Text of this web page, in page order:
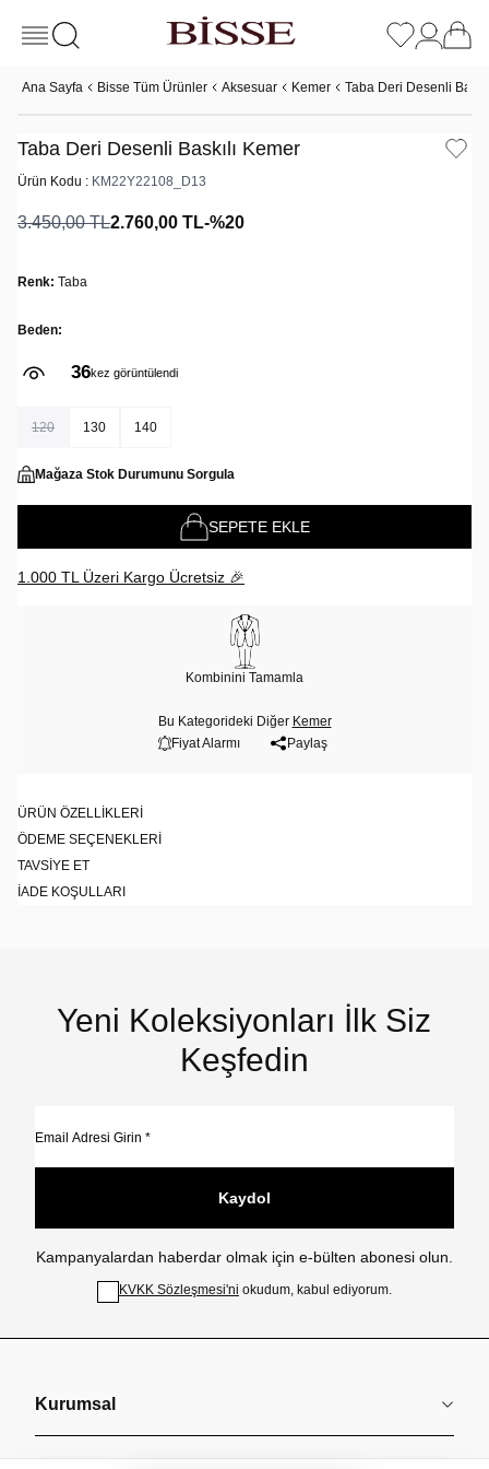
Ana Sayfa Bisse Tüm Ürünler Aksesuar Kemer Taba Deri Desenli
Taba Deri Desenli Baskılı Kemer
Ürün Kodu : KM22Y22108_D13
3.450,00TL2.760,00 TL-%20
Renk: Taba
Beden:
36kez görüntülendi
3kez sepete eklendi
120 130 140
Mağaza Stok Durumunu Sorgula
SEPETE EKLE
1.000 TL Üzeri Kargo Ücretsiz 🎉
Kombinini Tamamla
Bu Kategorideki Diğer Kemer
Fiyat Alarmı
Paylaş
ÜRÜN ÖZELLIKLERI
ÖDEME SEÇENEKLERI
TAVSIYE ET
İADE KOŞULLARI
Yeni Koleksiyonları İlk Siz
Keşfedin
Kaydol
Kampanyalardan haberdar olmak için e-bülten abonesi olun.
KVKK Sözleşmesi'ni okudum, kabul ediyorum.
Kurumsal